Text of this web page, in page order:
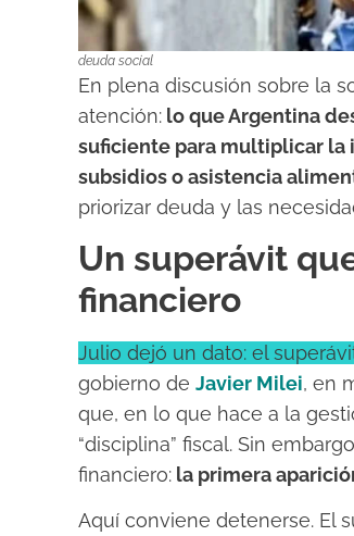
deuda social
En plena discusión sobre la
atención: lo que Argentina
suficiente para multiplicar la
subsidios o asistencia
priorizar deuda y las
Un superávit
financiero
Julio dejó un dato: el
gobierno de Javier Milei, en
que, en lo que hace a la
“disciplina” fiscal. Sin
financiero: la primera
Aquí conviene detenerse. El